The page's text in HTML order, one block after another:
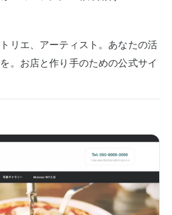
リエ、アーティスト。あなたの活
。お店と作り手のための公式サイ